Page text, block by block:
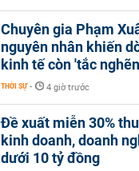
Chuyên gia Phạm
nguyên nhân khiến
kinh tế còn 'tắc
THỜI SỰ - 4 giờ trước
Đề xuất miễn 30%
kinh doanh, doanh
dưới 10 tỷ đồng